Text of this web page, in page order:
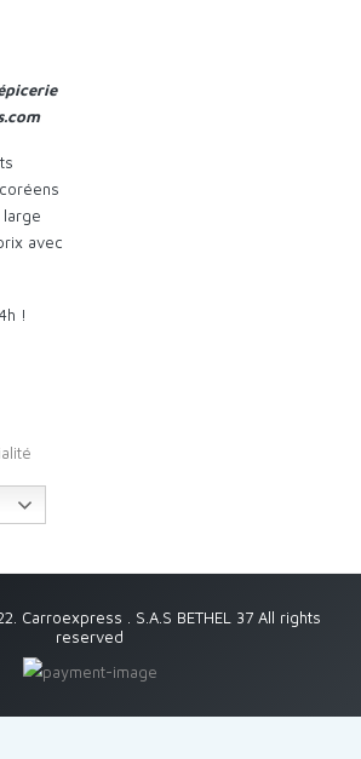
avec
!
Carroexpress . S.A.S BETHEL 37 All rights
reserved